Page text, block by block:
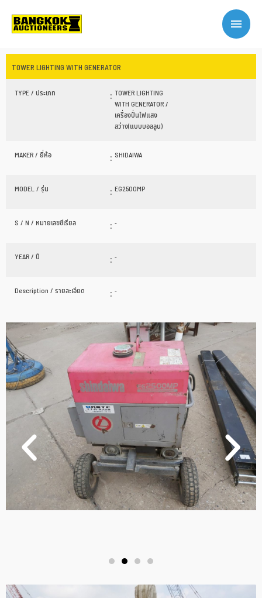
TOWER LIGHTING WITH GENERATOR
TYPE / ประเภท : TOWER LIGHTING
WITH GENERATOR /
เครื่องปั่นไฟแสง
สว่าง(แบบบอลลูน)
MAKER / ยี่ห้อ : SHIDAIWA
MODEL / รุ่น : EG2500MP
S / N / หมายเลขซีเรียล : -
YEAR / ปี : -
Description / รายละเอียด : -